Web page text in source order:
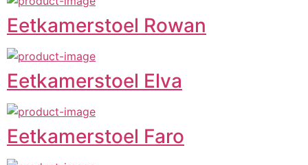
Eetkamerstoel Rowan
Eetkamerstoel Elva
Eetkamerstoel Faro